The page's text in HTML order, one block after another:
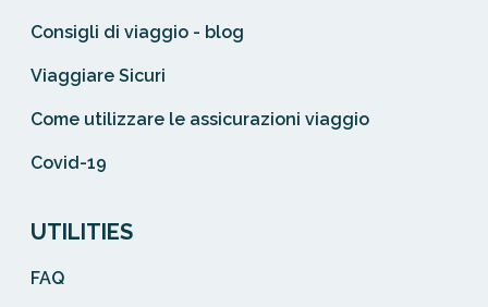
Consigli di viaggio - blog
Viaggiare Sicuri
Come utilizzare le assicurazioni viaggio
Covid-19
UTILITIES
FAQ